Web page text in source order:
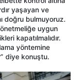
yaşayan ve
doğru bulmuyoruz.
uygun
kapatılmalıdır.
yöntemine
diye konuştu.